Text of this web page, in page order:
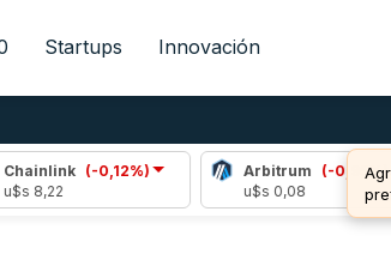
Startups Innovación
(-0,12%)
Arbitrum (-0,95%)
u$s 0,08